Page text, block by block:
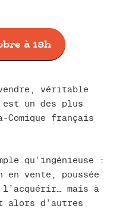
à 18h
véritable
un des plus
Comique français
qu’ingénieuse :
en vente, poussée
mais à
alors d’autres